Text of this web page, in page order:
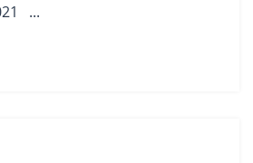
...